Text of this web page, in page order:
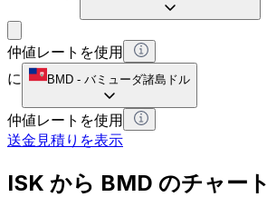
仲値レートを使用
に
BMD - バミューダ諸島ドル
仲値レートを使用
送金見積りを表示
ISK から BMD のチャート